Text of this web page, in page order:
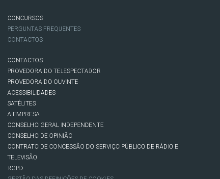
CONCURSOS
PERGUNTAS FREQUENTES
CONTACTOS
CONTACTOS
PROVEDORA DO TELESPECTADOR
PROVEDORA DO OUVINTE
ACESSIBILIDADES
SATÉLITES
A EMPRESA
CONSELHO GERAL INDEPENDENTE
CONSELHO DE OPINIÃO
CONTRATO DE CONCESSÃO DO SERVIÇO PÚBLICO DE RÁDIO E
TELEVISÃO
RGPD